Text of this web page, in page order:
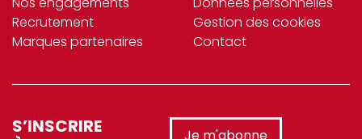
Recrutement
Marques partenaires
Gestion des cookies
Contact
S’INSCRIRE